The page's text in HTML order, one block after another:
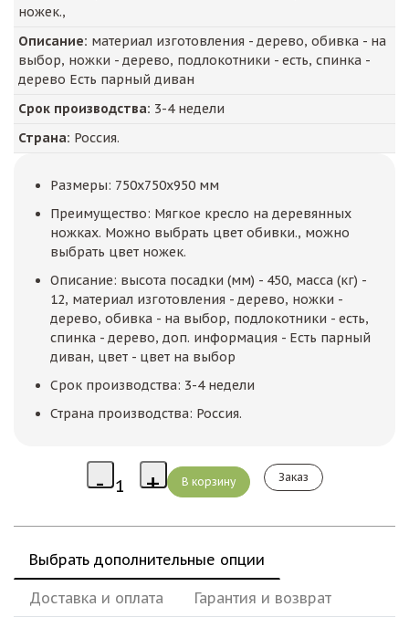
ножек.,
Описание: материал изготовления - дерево, обивка - на
выбор, ножки - дерево, подлокотники - есть, спинка -
дерево Есть парный диван
Срок производства: 3-4 недели
Страна: Россия.
Размеры: 750x750x950 мм
Преимущество: Мягкое кресло на деревянных
ножках. Можно выбрать цвет обивки., можно
выбрать цвет ножек.
Описание: высота посадки (мм) - 450, масса (кг) -
12, материал изготовления - дерево, ножки -
дерево, обивка - на выбор, подлокотники - есть,
спинка - дерево, доп. информация - Есть парный
диван, цвет - цвет на выбор
Срок производства: 3-4 недели
Страна производства: Россия.
Заказ
Выбрать дополнительные опции
Доставка и оплата Гарантия и возврат